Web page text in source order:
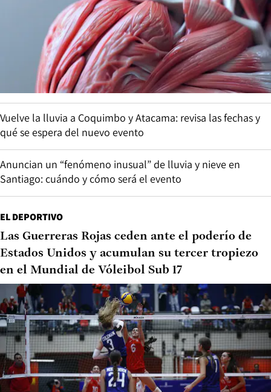
Vuelve la lluvia a Coquimbo y Atacama: revisa las fechas y
qué se espera del nuevo evento
Anuncian un “fenómeno inusual” de lluvia y nieve en
Santiago: cuándo y cómo será el evento
EL DEPORTIVO
Las Guerreras Rojas ceden ante el poderío de
Estados Unidos y acumulan su tercer tropiezo
en el Mundial de Vóleibol Sub 17